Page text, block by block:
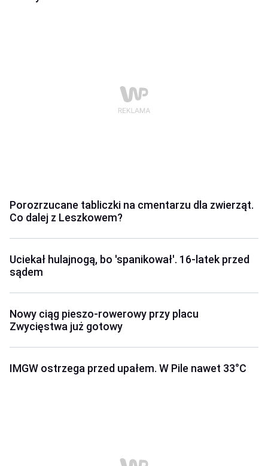
Porozrzucane tabliczki na cmentarzu dla zwierząt.
Co dalej z Leszkowem?
Uciekał hulajnogą, bo 'spanikował'. 16-latek przed
sądem
Nowy ciąg pieszo-rowerowy przy placu
Zwycięstwa już gotowy
IMGW ostrzega przed upałem. W Pile nawet 33°C